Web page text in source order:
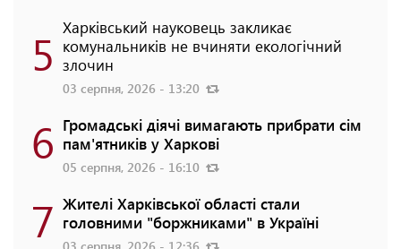
5 Харківський науковець закликає
комунальників не вчиняти екологічний
злочин
03 серпня, 2026 - 13:20
6 Громадські діячі вимагають прибрати сім
пам'ятників у Харкові
05 серпня, 2026 - 16:10
7 Жителі Харківської області стали
головними "боржниками" в Україні
03 серпня, 2026 - 12:36